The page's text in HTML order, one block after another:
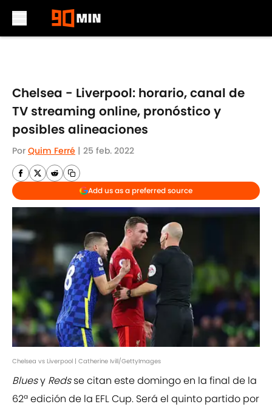
Chelsea - Liverpool: horario, canal de
TV streaming online, pronóstico y
posibles alineaciones
Por Quim Ferré | 25 feb. 2022
Add us as a preferred source
Chelsea vs Liverpool | Catherine Ivill/GettyImages
Bluesy Redsse citan este domingo en la final de la
62ª edición de la EFL Cup. Será el quinto partido por